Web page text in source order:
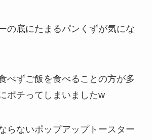
の底にたまるパンくずが気にな
べずご飯を食べることの方が多
ポチってしまいましたw
らないポップアップトースター